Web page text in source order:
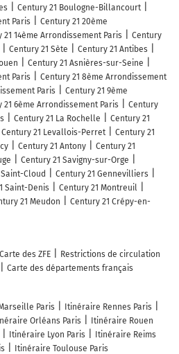
Century 21 Boulogne-Billancourt
Paris
Century 21 20ème
21 14ème Arrondissement Paris
Century
Century 21 Sète
Century 21 Antibes
Century 21 Asnières-sur-Seine
Paris
Century 21 8ème Arrondissement
Paris
Century 21 9ème
21 6ème Arrondissement Paris
Century
Century 21 La Rochelle
Century 21
Century 21 Levallois-Perret
Century 21
Century 21 Antony
Century 21
Century 21 Savigny-sur-Orge
Cloud
Century 21 Gennevilliers
Saint-Denis
Century 21 Montreuil
21 Meudon
Century 21 Crépy-en-
Carte des ZFE
Restrictions de circulation
Carte des départements français
Paris
Itinéraire Rennes Paris
Orléans Paris
Itinéraire Rouen
Itinéraire Lyon Paris
Itinéraire Reims
Itinéraire Toulouse Paris